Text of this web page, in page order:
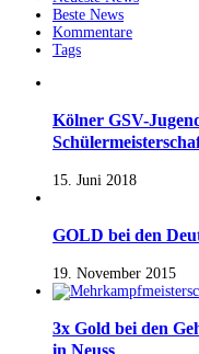
Beste News
Kommentare
Tags
Kölner GSV-
15. Juni 2018
GOLD bei den
19. November 2015
3x Gold bei den